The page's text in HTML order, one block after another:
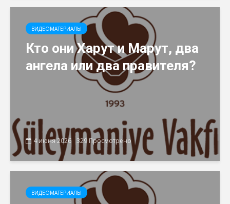
ВИДЕОМАТЕРИАЛЫ
Кто они Харут и Марут, два
ангела или два правителя?
4 июня 2026 329 Просмотрено
ВИДЕОМАТЕРИАЛЫ